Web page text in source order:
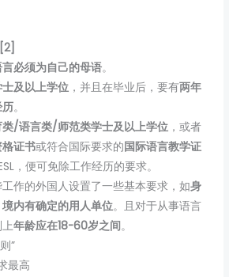
必须为自己的母语。
及以上学位 ，并且在毕业后，要有两年
。
类/语言类/师范类学士及以上学位 ，或者
证书或符合国际要求的国际语言教学证
，便可免除工作经历的要求。
作的外国人设置了一些基本要求，如身
内有确定的用人单位。且对于从事语言
年龄应在18-60岁之间。
”
最高